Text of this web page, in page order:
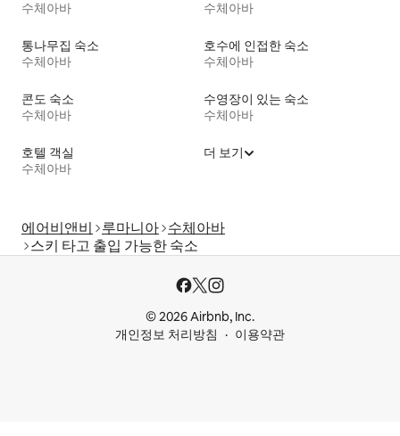
수체아바
수체아바
통나무집 숙소
수체아바
호수에 인접한 숙소
수체아바
콘도 숙소
수체아바
수영장이 있는 숙소
수체아바
호텔 객실
수체아바
더 보기
에어비앤비 루마니아 수체아바
스키 타고 출입 가능한 숙소
© 2026 Airbnb, Inc.
개인정보 처리방침
이용약관